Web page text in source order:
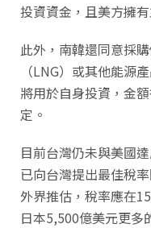
投資資金，且美方擁有
此外，南韓還同意採
（LNG）或其他能源
將用於自身投資，金
定。
目前台灣仍未與美國
已向台灣提出最佳稅
外界推估，稅率應在
日本5,500億美元更多